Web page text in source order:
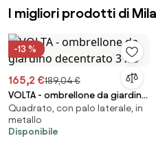
I migliori prodotti di
-13 %
165,2 €189,04 €
VOLTA - ombrellone da giardino
decentrato 3 x 3
Quadrato, con palo laterale, in
metallo
Disponibile